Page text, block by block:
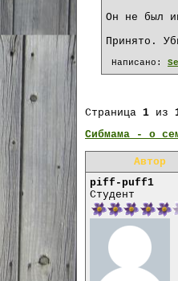
Он не был
Принято.
Написано:
Страница 1 из
Сибмама - о
Автор
piff-puff1
Студент